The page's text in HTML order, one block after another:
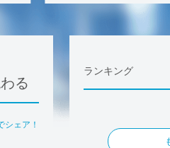
る
シェア！
ランキング